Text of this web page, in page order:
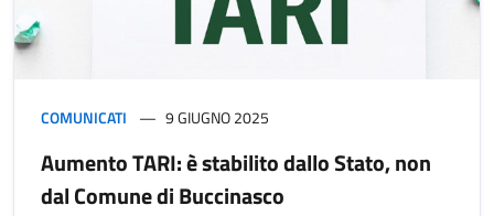
COMUNICATI 9 GIUGNO 2025
Aumento TARI: è stabilito dallo Stato, non
dal Comune di Buccinasco